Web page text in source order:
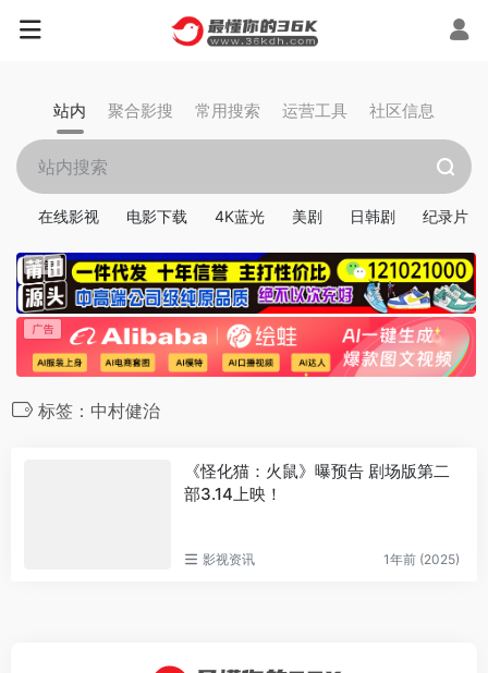
站内 聚合影搜 常用搜索 运营工具 社区信息
在线影视 电影下载 4K蓝光 美剧 日韩剧 纪录片
标签：中村健治
《怪化猫：火鼠》曝预告 剧场版第二
部3.14上映！
影视资讯 1年前 (2025)